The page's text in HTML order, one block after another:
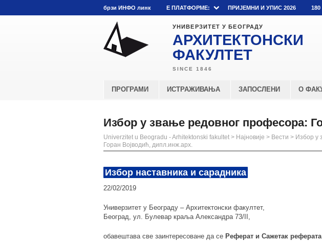
брзи ИНФО линк E ПЛАТФОРМЕ: ПРИЈЕМНИ И УПИС 2026
УНИВЕРЗИТЕТ У БЕОГРАДУ
АРХИТЕКТОНСКИ
ФАКУЛТЕТ
ПРОГРАМИ ИСТРАЖИВАЊА ЗАПОСЛЕНИ О
Избор у звање редовног професора:
Univerzitet u Beogradu - Arhitektonski fakultet > Најновије > Вести > Избор у
Горан Војводић, дипл.инж.арх.
Избор наставника и сарадника
22/02/2019
Универзитет у Београду – Архитектонски факултет,
Београд, ул. Булевар краља Александра 73/II,
обавештава све заинтересоване да се Реферат и Сажетак